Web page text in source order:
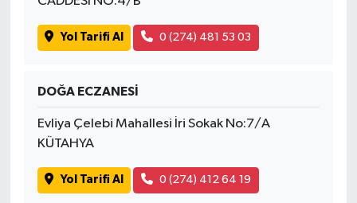
Yol Tarifi Al 0 (274) 481 53 03
DOĞA ECZANESİ
Evliya Çelebi Mahallesi İri Sokak No:7/A
KÜTAHYA
Yol Tarifi Al 0 (274) 412 64 19